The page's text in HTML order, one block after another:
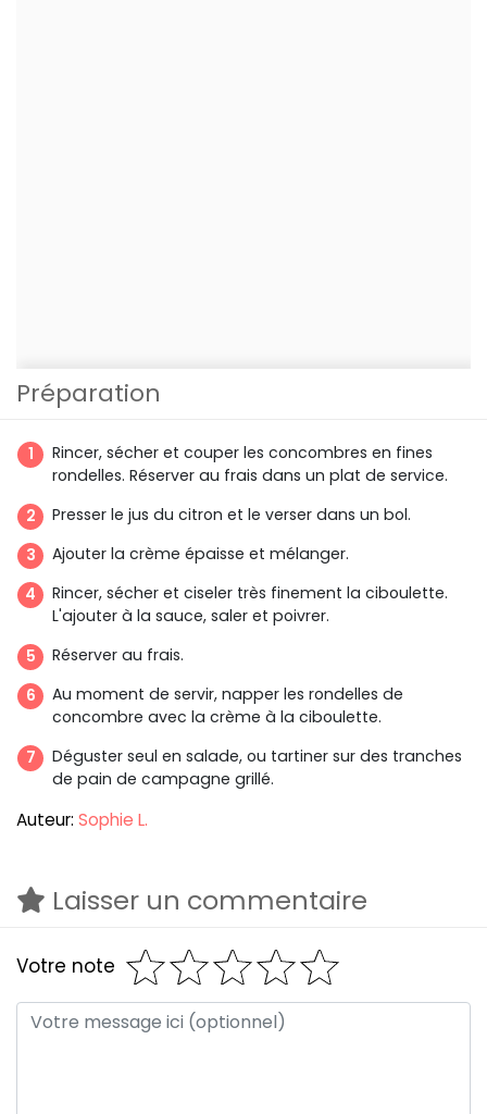
Préparation
Rincer, sécher et couper les concombres en fines
rondelles. Réserver au frais dans un plat de service.
Presser le jus du citron et le verser dans un bol.
Ajouter la crème épaisse et mélanger.
Rincer, sécher et ciseler très finement la ciboulette.
L'ajouter à la sauce, saler et poivrer.
Réserver au frais.
Au moment de servir, napper les rondelles de
concombre avec la crème à la ciboulette.
Déguster seul en salade, ou tartiner sur des tranches
de pain de campagne grillé.
Auteur: Sophie L.
Laisser un commentaire
Votre note